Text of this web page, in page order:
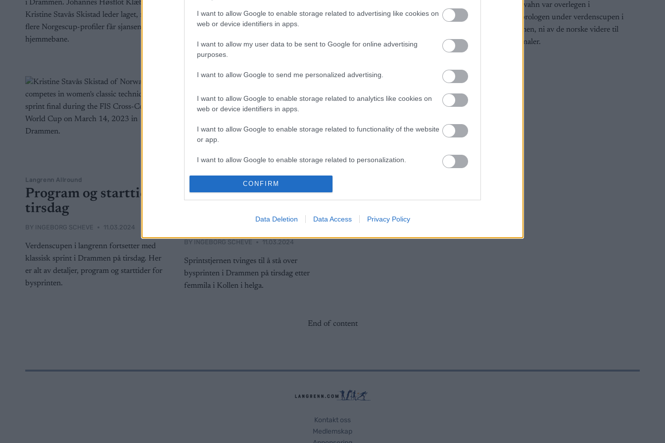
I want to allow Google to enable storage related to advertising like cookies on
web or device identifiers in apps.
I want to allow my user data to be sent to Google for online advertising
purposes.
I want to allow Google to send me personalized advertising.
I want to allow Google to enable storage related to analytics like cookies on
web or device identifiers in apps.
I want to allow Google to enable storage related to functionality of the website
or app.
I want to allow Google to enable storage related to personalization.
I want to allow Google to enable storage related to security, including
authentication functionality and fraud prevention, and other user protection.
CONFIRM
Data Deletion Data Access Privacy Policy
i Drammen. Johannes Høsflot Klæbo og
Kristine Stavås Skistad leder laget, mens
flere Norgescup-profiler får sjansen på
hjemmebane.
Høsflot Klæbo skulle vinne
verdenscupsprinten i Drammen.
Spenningen dreide seg om hvem som
Drammen, åtte norske videre til
Linn Svahn var overlegen i
sprintprologen under verdenscupen i
Drammen, ni av de norske videre til
kvartfinaler.
Langrenn Allround
Program og starttider
tirsdag
BY INGEBORG SCHEVE 11.03.2024
Verdenscupen i langrenn fortsetter med
klassisk sprint i Drammen på tirsdag. Her
er alt av detaljer, program og starttider for
bysprinten.
Stjernesprinter mister
BY INGEBORG SCHEVE 11.03.2024
Sprintstjernen tvinges til å stå over
bysprinten i Drammen på tirsdag etter
femmila i Kollen i helga.
End of content
Kontakt oss
Medlemskap